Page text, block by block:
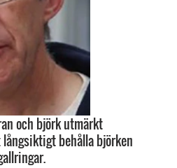
och björk utmärkt
behålla björken